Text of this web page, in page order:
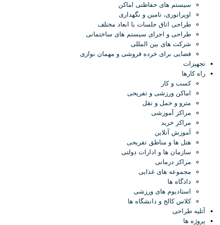
سیستم های حفاظتی اماکن
اوپراتوری، تامین و نگهداری
طراحی اتاق جلسات با ابعاد مختلف
طراحی و اجرای سیستم های ساختمانی
شرکت های بین المللی
فضایی برای خرده فروشی و مهمان نوازی
تجهیزات
راه کارها
کسب و کار
اماکن ورزشی و تفریحی
مترو و حمل و نقل
مراکز آموزشی
مراکز خرید
آموزش آنلاین
هتل ها و مناطق تفریحی
سازمان ها و ادارات دولتی
مراکز درمانی
مجموعه های غذایی
دادگاه ها
استادیوم های ورزشی
کلاس کالج و دانشگاه ها
آتلیه طراحی
پروژه ها